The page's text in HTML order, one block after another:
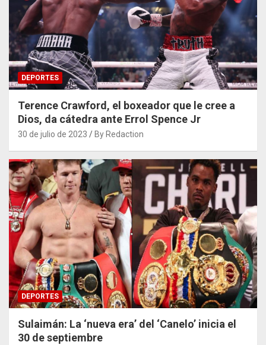
DEPORTES
Terence Crawford, el boxeador que le cree a
Dios, da cátedra ante Errol Spence Jr
30 de julio de 2023 By Redaction
DEPORTES
Sulaimán: La ‘nueva era’ del ‘Canelo’ inicia el
30 de septiembre